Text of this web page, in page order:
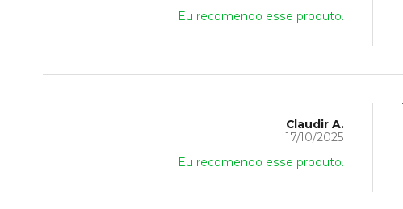
Eu recomendo esse produto.
Claudir A.
17/10/2025
Eu recomendo esse produto.